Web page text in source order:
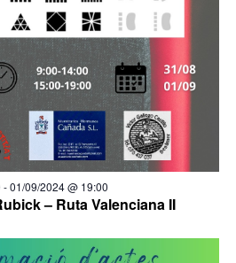
– Ruta Valenciana II
-01/09/2024 @ 19:00